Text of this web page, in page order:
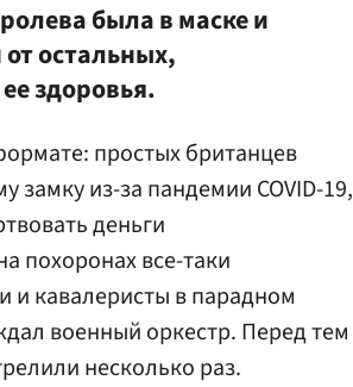
была в маске и
остальных,
здоровья.
простых британцев
замку из-за пандемии COVID-19,
деньги
похоронах все-таки
и кавалеристы в парадном
военный оркестр. Перед тем
несколько раз.